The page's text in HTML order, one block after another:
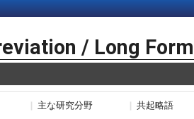
/ Long Form
主な研究分野 共起略語